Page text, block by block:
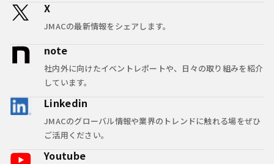
X
JMACの最新情報をシェアします。
note
社内外に向けたイベントレポートや、日々の取り組みを紹介
しています。
Linkedin
JMACのグローバル情報や業界のトレンドに触れる場をぜひ
ご活用ください。
Youtube